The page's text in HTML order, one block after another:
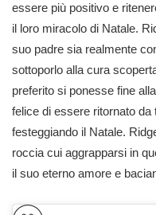
essere più positivo e
il loro miracolo di Natale.
suo padre sia realmente
sottoporlo alla cura
preferito si ponesse fine
felice di essere ritornato
festeggiando il Natale.
roccia cui aggrapparsi in
il suo eterno amore e